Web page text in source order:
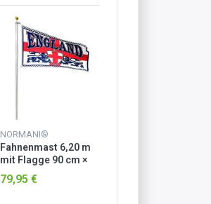
NORMANI®
Fahnenmast 6,20 m
mit Flagge 90 cm ×
150 cm England mit
Wappen
79,95 €